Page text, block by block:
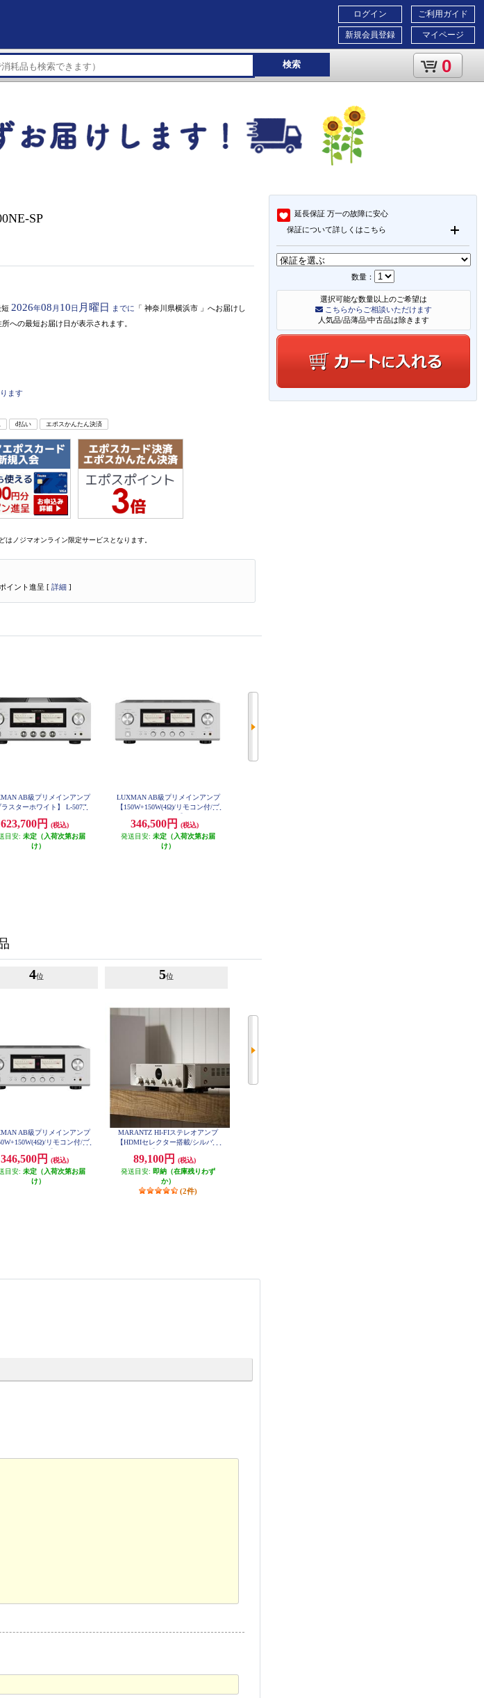
ご利用ガイド
マイページ
ログイン
新規会員登録
検索 0
延長保証 万一の故障に安心
保証について詳しくはこちら
数量：
選択可能な数量以上のご希望は
こちらからご相談いただけます
人気品/品薄品/中古品は除きます
SP
短 2026年08 月 10日 月曜日 までに 「 神奈川県横浜市 」 へお届けし
への最短お届け日が表示されます。
ます
d払い エポスかんたん決済
ノジマオンライン限定サービスとなります。
イント進呈 [ 詳細 ]
AB級プリメインアンプ
ラスターホワイト】 L-507Z
623,700円
(税込)
目安: 未定（入荷次第お届
け）
LUXMAN AB級プリメインアンプ
【150W+150W(4Ω)/リモコン付/ブ
346,500円
(税込)
発送目安: 未定（入荷次第お届
け）
4位
AB級プリメインアンプ
リモコン付/ブ
346,500円
(税込)
目安: 未定（入荷次第お届
け）
5位
MARANTZ HI-FIステレオアンプ
【HDMIセレクター搭載/シルバー
89,100円
(税込)
発送目安: 即納（在庫残りわず
か）
(2件)